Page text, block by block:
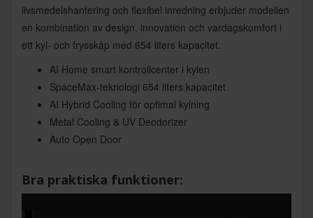
livsmedelshantering och flexibel inredning erbjuder modellen
en kombination av design, innovation och vardagskomfort i
ett kyl- och frysskåp med 654 liters kapacitet.
AI Home smart kontrollcenter i kylen
SpaceMax-teknologi 654 liters kapacitet
AI Hybrid Cooling för optimal kylning
Metal Cooling & UV Deodorizer
Auto Open Door
Bra praktiska funktioner: